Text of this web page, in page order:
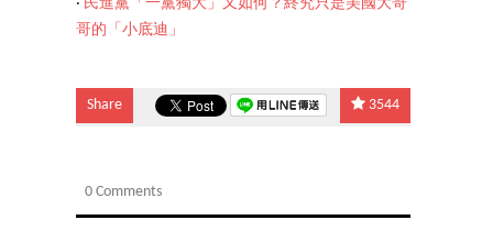
‧ 民進黨「一黨獨大」又如何？終究只是美國大哥
哥的「小底迪」
Share 3544
0 Comments